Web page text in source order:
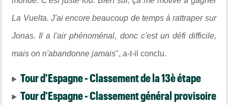
La Vuelta. J'ai encore beaucoup de temps à rattraper sur
Jonas. Il a l'air phénoménal, donc c'est un défi difficile,
mais on n'abandonne jamais", a-t-il conclu.
Tour d'Espagne - Classement de la 13è étape
Tour d'Espagne - Classement général provisoire